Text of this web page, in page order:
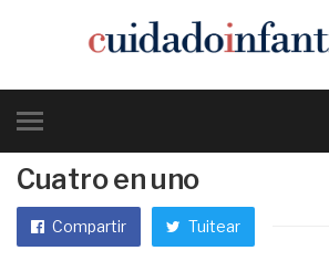
Cuatro en uno
Compartir Tuitear